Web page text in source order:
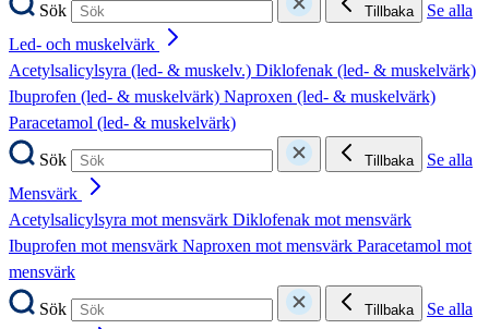
Sök
Tillbaka
Se alla
Led- och muskelvärk
Acetylsalicylsyra (led- & muskelv.) Diklofenak (led- & muskelvärk)
Ibuprofen (led- & muskelvärk) Naproxen (led- & muskelvärk)
Paracetamol (led- & muskelvärk)
Sök
Tillbaka
Se alla
Mensvärk
Acetylsalicylsyra mot mensvärk Diklofenak mot mensvärk
Ibuprofen mot mensvärk Naproxen mot mensvärk Paracetamol mot
mensvärk
Sök
Tillbaka
Se alla